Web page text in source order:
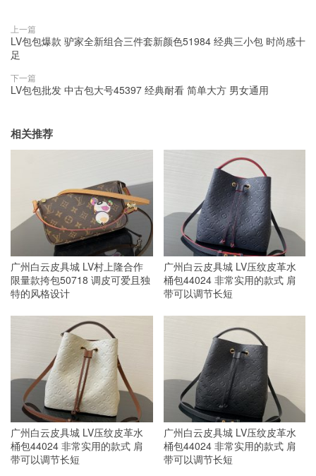
上一篇
LV包包爆款 驴家全新组合三件套新颜色51984 经典三小包 时尚感十
足
下一篇
LV包包批发 中古包大号45397 经典耐看 简单大方 男女通用
相关推荐
广州白云皮具城 LV村上隆合作
限量款挎包50718 调皮可爱且独
特的风格设计
广州白云皮具城 LV压纹皮革水
桶包44024 非常实用的款式 肩
带可以调节长短
广州白云皮具城 LV压纹皮革水
桶包44024 非常实用的款式 肩
带可以调节长短
广州白云皮具城 LV压纹皮革水
桶包44024 非常实用的款式 肩
带可以调节长短